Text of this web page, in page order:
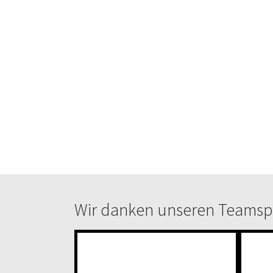
Wir danken unseren